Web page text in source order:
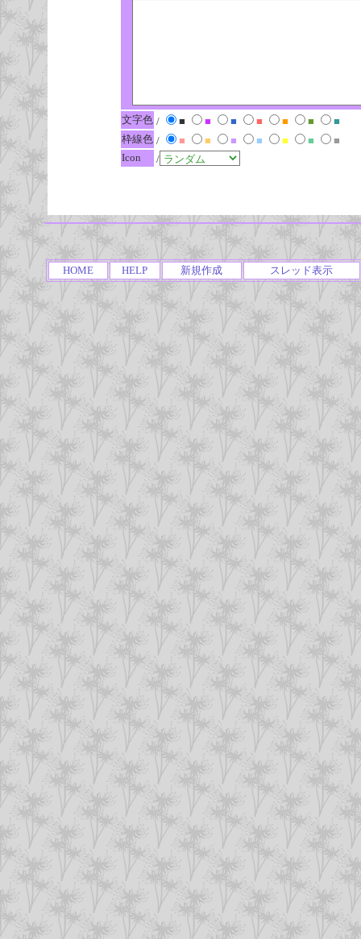
文字色 / ■ ■ ■ ■ ■ ■
■
枠線色 / ■ ■ ■ ■ ■ ■
■
Icon
/
HOME HELP 新規作成 スレッド表示